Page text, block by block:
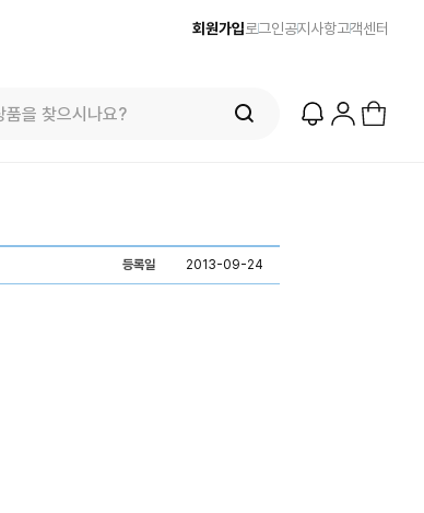
회원가입로그인공지사항고객센터
등록일 2013-09-24